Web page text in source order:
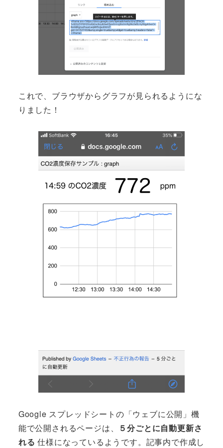
これで、ブラウザからグラフが見られるようにな
りました！
Google スプレッドシートの「ウェブに公開」機
能で公開されるページは、
５分ごとに自動更新さ
れる 仕様になっているようです。記事内で作成し